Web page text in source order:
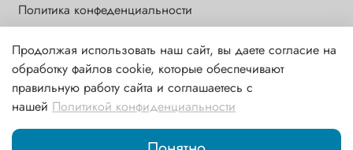
Политика конфеденциальности
Обращаем Ваше внимание на то, что данный интернет-сайт носит
исключительно информационный и ознакомительный характер и
ни при каких условиях информационные материалы и цены,
размещенные на сайте, не являются публичной офертой,
определяемой положениями ст. 437 ГК РФ
Продолжая использовать наш сайт, вы даете согласие на
обработку файлов cookie, которые обеспечивают
правильную работу сайта и соглашаетесь с
нашей Политикой конфиденциальности